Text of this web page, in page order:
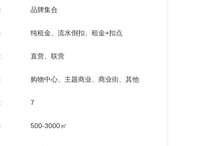
品牌集合
纯租金、流水倒扣、租金+扣点
直营、联营
购物中心、主题商业、商业街、其他
7
500-3000㎡